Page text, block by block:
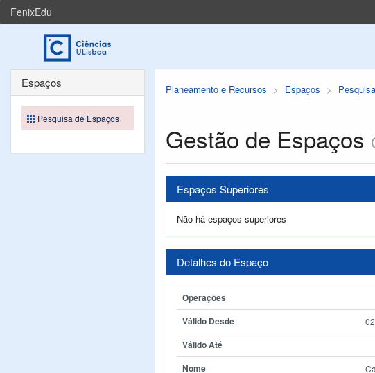
FenixEdu
Planeamento e Recursos Espaços
Gestão de Espaços
Espaços Superiores
Não há espaços superiores
Detalhes do Espaço
Operações
Válido Desde
Válido Até
Nome
Espaços
Pesquisa de Espaços